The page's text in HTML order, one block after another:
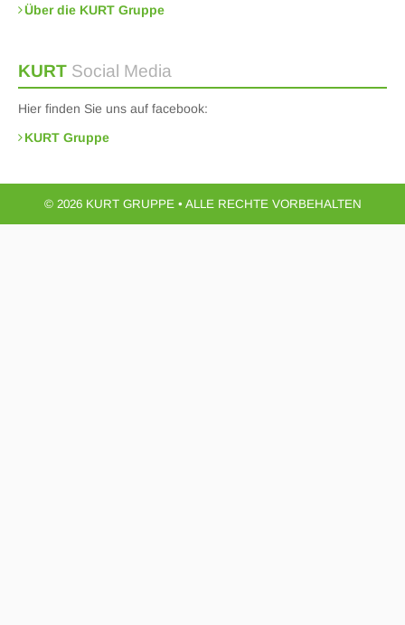
Über die KURT Gruppe
KURT Social Media
Hier finden Sie uns auf facebook:
KURT Gruppe
© 2026 KURT GRUPPE • ALLE RECHTE VORBEHALTEN